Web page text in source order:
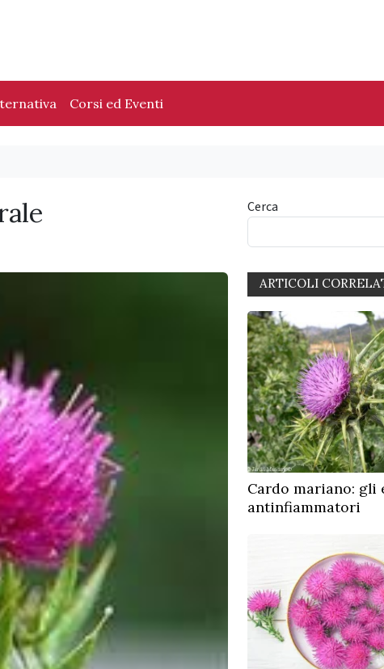
Corsi ed Eventi
Cerca
ARTICOLI
Cardo mariano: gli
antinfiammatori